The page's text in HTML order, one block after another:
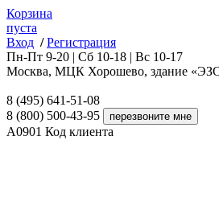
Корзина
пуста
Вход / Регистрация
Пн-Пт 9-20 | Сб 10-18 | Вс 10-17
Москва, МЦК Хорошево, здание
8 (495) 641-51-08
8 (800) 500-43-95
A0901 Код клиента